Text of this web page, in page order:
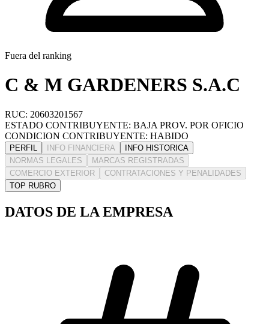
Fuera del ranking
C & M GARDENERS S.A.C
RUC: 20603201567
ESTADO CONTRIBUYENTE: BAJA PROV. POR OFICIO
CONDICION CONTRIBUYENTE: HABIDO
PERFIL INFO FINANCIERA
INFO HISTORICA
NORMAS LEGALES
MARCAS REGISTRADAS
COMERCIO EXTERIOR
CONTRATACIONES Y PENALIDADES
TOP RUBRO
DATOS DE LA EMPRESA